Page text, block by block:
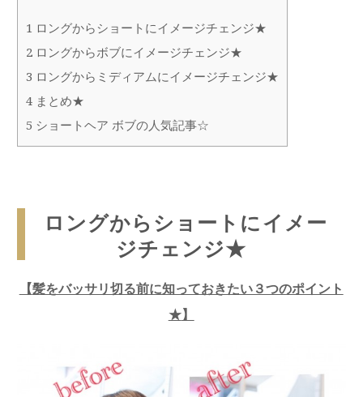
1 ロングからショートにイメージチェンジ★
2ロングからボブにイメージチェンジ★
3 ロングからミディアムにイメージチェンジ★
4まとめ★
5 ショートヘア ボブの人気記事☆
ロングからショートにイメー
ジチェンジ★
【髪をバッサリ切る前に知っておきたい３つのポイント
★】